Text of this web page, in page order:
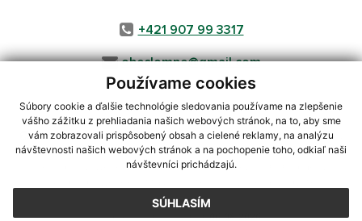
Používame cookies
Súbory cookie a ďalšie technológie sledovania používame na zlepšenie
vášho zážitku z prehliadania našich webových stránok, na to, aby sme
vám zobrazovali prispôsobený obsah a cielené reklamy, na analýzu
návštevnosti našich webových stránok a na pochopenie toho, odkiaľ naši
návštevníci prichádzajú.
SÚHLASÍM
+421 907 99 3317
obeclomne@gmail.com
využite možnosť získavania aktuálnych informácií s využitím RSS
CMS systém (redakčný) systém ECHELON 2,Mapa stránok,web portál
webex.digital, s.r.o.,domény,registrácia domény
Posledná aktualizácia:06.08.2026